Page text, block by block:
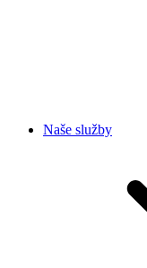
Naše služby